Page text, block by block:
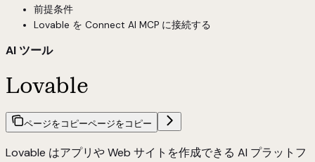
前提条件
Lovable を Connect AI MCP に接続する
AI ツール
Lovable
ページをコピーページをコピー
Lovable はアプリや Web サイトを作成できる AI プラットフ